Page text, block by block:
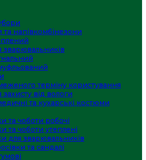
напівкомбінезони
зварювальників
терміну користування
від вологи
та кухарські костюми
та чоботи робочі
та чоботи утеплені
для зварювальників
та сандалі